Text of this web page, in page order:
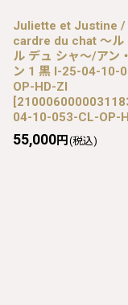
Juliette et Justine /
cardre du chat 〜ル
ル デュ シャ〜/アン
ン 1 黒 I-25-04-10-
OP-HD-ZI
[
04-10-053-CL-OP-
55,000円 (税込)